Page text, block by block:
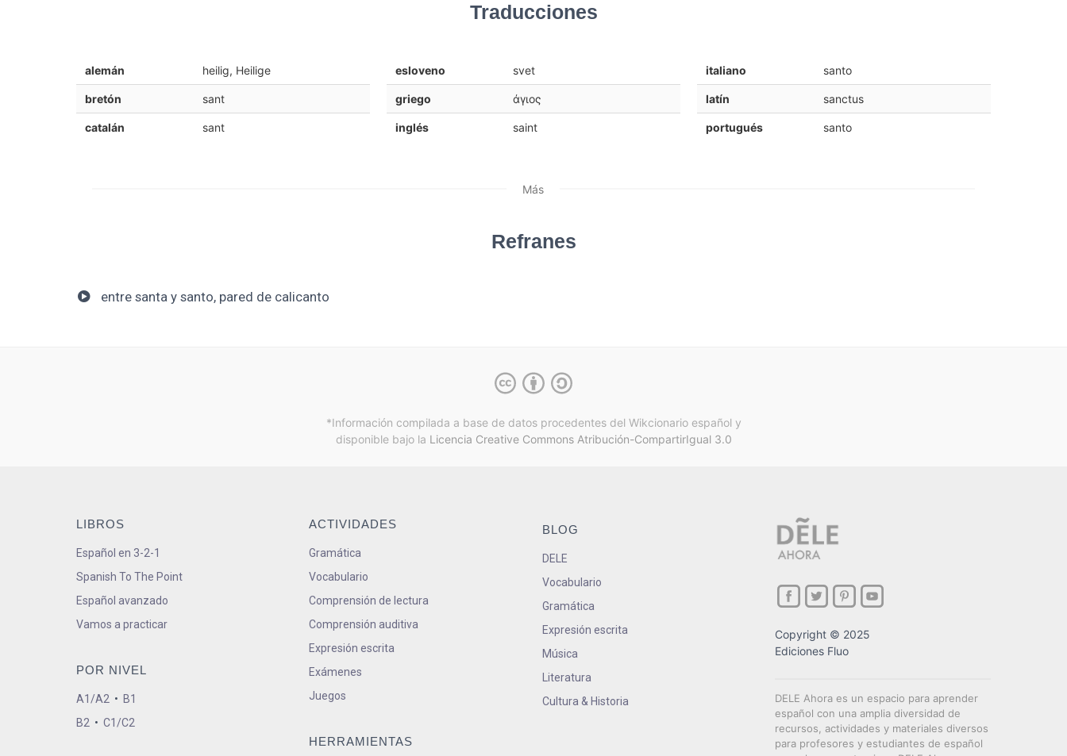
Traducciones
alemán heilig, Heilige
bretón sant
catalán sant
esloveno svet
griego άγιος
inglés saint
italiano santo
latín sanctus
portugués santo
Más
Refranes
entre santa y santo, pared de calicanto
*Información compilada a base de datos procedentes del Wikcionario español y
disponible bajo la Licencia Creative Commons Atribución-CompartirIgual 3.0
LIBROS
Español en 3-2-1
Spanish To The Point
Español avanzado
Vamos a practicar
POR NIVEL
A1/A2 • B1
B2 • C1/C2
ACTIVIDADES
Gramática
Vocabulario
Comprensión de lectura
Comprensión auditiva
Expresión escrita
Exámenes
Juegos
HERRAMIENTAS
BLOG
DELE
Vocabulario
Gramática
Expresión escrita
Música
Literatura
Cultura & Historia
Copyright © 2025
Ediciones Fluo
DELE Ahora es un espacio para aprender
español con una amplia diversidad de
recursos, actividades y materiales diversos
para profesores y estudiantes de español